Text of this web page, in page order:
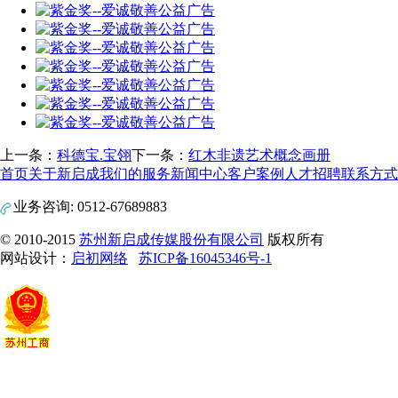
上一条： 科德宝.宝翎下一条： 红木非遗艺术概念画册
首页关于新启成我们的服务新闻中心客户案例 人才招聘联系方式
业务咨询: 0512-67689883
© 2010-2015 苏州新启成传媒股份有限公司 版权所有
网站设计： 启初网络 苏ICP备16045346号-1